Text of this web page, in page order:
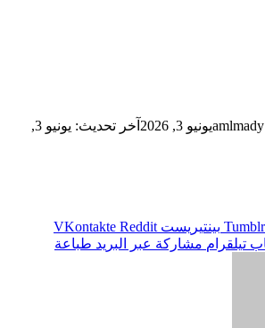
amlmadyيونيو 3, 2026
آخر تحديث: يونيو 3,
بينتيريست
تيلقرام مشاركة عبر البريد طباعة